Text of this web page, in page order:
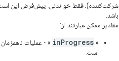
,
شرکت‌کننده). فقط خواندنی. پیش‌فرض این
باشد.
مقادیر ممکن عبارتند از:
«
inProgress » - عملیات
است.